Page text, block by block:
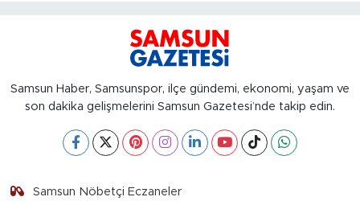
Samsun Haber, Samsunspor, ilçe gündemi, ekonomi, yaşam ve
son dakika gelişmelerini Samsun Gazetesi’nde takip edin.
Samsun Nöbetçi Eczaneler